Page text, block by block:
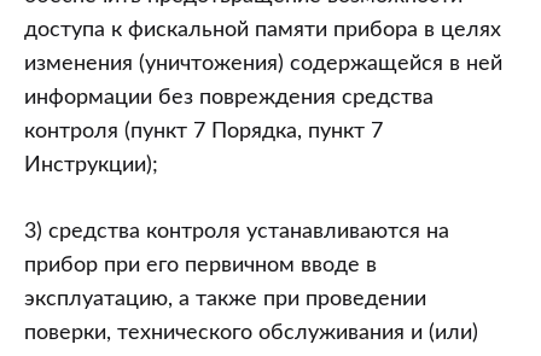
доступа к фискальной памяти прибора в целях
изменения (уничтожения) содержащейся в ней
информации без повреждения средства
контроля (пункт 7 Порядка, пункт 7
Инструкции);
3) средства контроля устанавливаются на
прибор при его первичном вводе в
эксплуатацию, а также при проведении
поверки, технического обслуживания и (или)